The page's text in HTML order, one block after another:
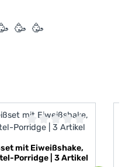
🥳 🥳
Durchschnittliche
mit Eiweißshake,
Porridge | 3 Artikel